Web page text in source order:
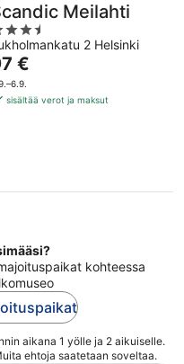
Meilahti
2 Helsinki
€
€
sisältää verot ja maksut
kohteessa
aikana 1 yölle ja 2 aikuiselle.
ehtoja saatetaan soveltaa.